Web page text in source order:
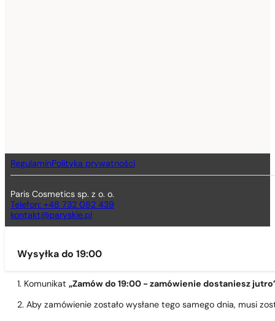
RegulaminPolityka prywatności
Paris Cosmetics sp. z o. o.
Telefon: +48 732 082 439
kontakt@paryskie.pl
Wysyłka do 19:00
1. Komunikat „Zamów do 19:00 - zamówienie dostaniesz
2. Aby zamówienie zostało wysłane tego samego dnia, musi